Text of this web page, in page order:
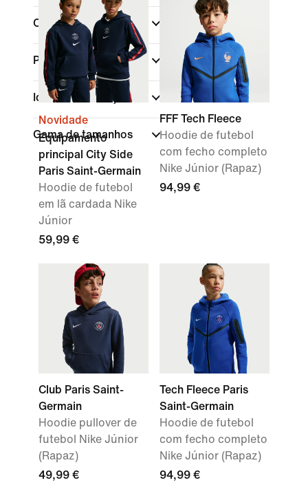
Comprar por preço
Peso do material
Idade das crianças
Gama de tamanhos
Novidade
Equipamento
principal City Side
Paris Saint-Germain
Hoodie de futebol
em lã cardada Nike
Júnior
59,99 €
FFF Tech Fleece
Hoodie de futebol
com fecho completo
Nike Júnior (Rapaz)
94,99 €
Club Paris Saint-
Germain
Hoodie pullover de
futebol Nike Júnior
(Rapaz)
49,99 €
Tech Fleece Paris
Saint-Germain
Hoodie de futebol
com fecho completo
Nike Júnior (Rapaz)
94,99 €